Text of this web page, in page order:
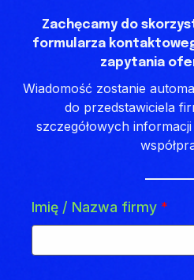
Zachęcamy do
formularza
zapytania
Wiadomość zostanie
do przedstawiciela
szczegółowych
Imię / Nazwa firmy *